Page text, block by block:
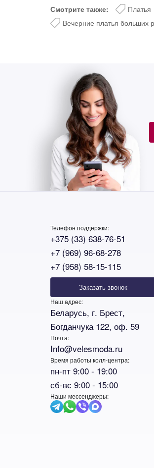
Смотрите также: Платья
Вечерние платья больших
Телефон поддержки:
+375 (33) 638-76-51
+7 (969) 96-68-278
+7 (958) 58-15-115
Заказать звонок
Наш адрес:
Беларусь, г. Брест,
Богданчука 122, оф. 59
Почта:
Info@velesmoda.ru
Время работы колл-центра:
пн-пт 9:00 - 19:00
сб-вс 9:00 - 15:00
Наши мессенджеры: